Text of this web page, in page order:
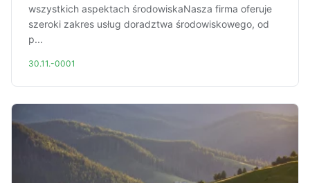
wszystkich aspektach środowiskaNasza firma oferuje
szeroki zakres usług doradztwa środowiskowego, od
p...
30.11.-0001